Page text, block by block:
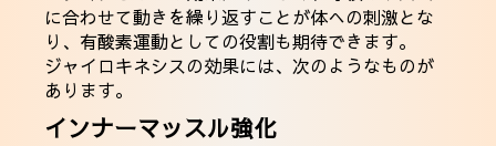
に合わせて動きを繰り返すことが体への刺激とな
り、有酸素運動としての役割も期待できます。
ジャイロキネシスの効果には、次のようなものが
あります。
インナーマッスル強化